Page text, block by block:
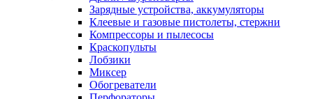
Зарядные устройства, аккумуляторы
Клеевые и газовые пистолеты, стержни
Компрессоры и пылесосы
Краскопульты
Лобзики
Миксер
Обогреватели